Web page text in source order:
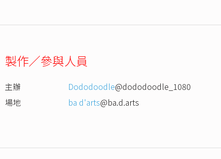
製作／參與人員
主辦 Dododoodle@dododoodle_1080
場地
ba d'arts@ba.d.arts